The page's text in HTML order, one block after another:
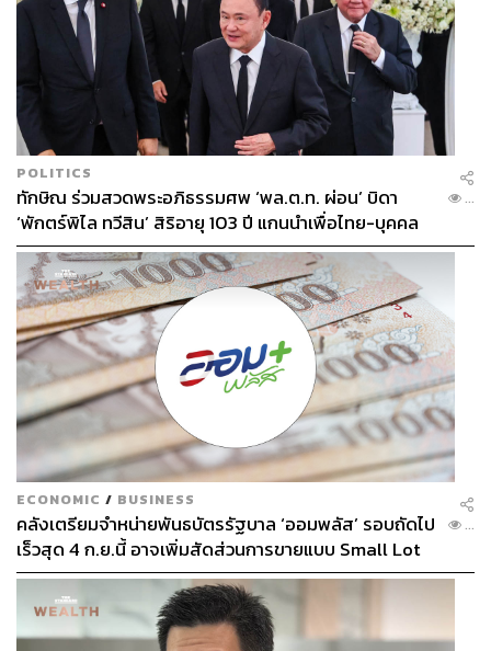
POLITICS
ทักษิณ ร่วมสวดพระอภิธรรมศพ ‘พล.ต.ท. ผ่อน’ บิดา
‘พักตร์พิไล ทวีสิน’ สิริอายุ 103 ปี แกนนำเพื่อไทย-บุคคล
หลากวงการร่วมอาลัย
...
ECONOMIC / BUSINESS
คลังเตรียมจำหน่ายพันธบัตรรัฐบาล ‘ออมพลัส’ รอบถัดไป
เร็วสุด 4 ก.ย.นี้ อาจเพิ่มสัดส่วนการขายแบบ Small Lot
First มากขึ้น
...